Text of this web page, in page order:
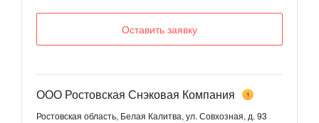
Оставить заявку
ООО Ростовская Снэковая Компания 1
Ростовская область, Белая Калитва, ул. Совхозная, д. 93